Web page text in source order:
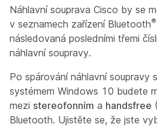
Náhlavní souprava Cisco by se
v seznamech zařízení Bluetooth®
následovaná posledními třemi
náhlavní soupravy.
Po spárování náhlavní soupravy
systémem Windows 10 budete
mezi stereofonním a handsfree
Bluetooth. Ujistěte se, že jste